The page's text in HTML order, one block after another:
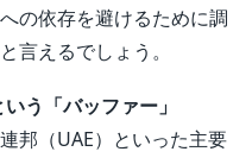
の依存を避けるために調
言えるでしょう。
う「バッファー」
邦（UAE）といった主要